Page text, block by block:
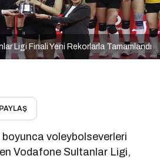
Ligi Finali Yeni Rekorlarla Tamamlandı
PAYLAŞ
voleybolseverleri
Vodafone Sultanlar Ligi,